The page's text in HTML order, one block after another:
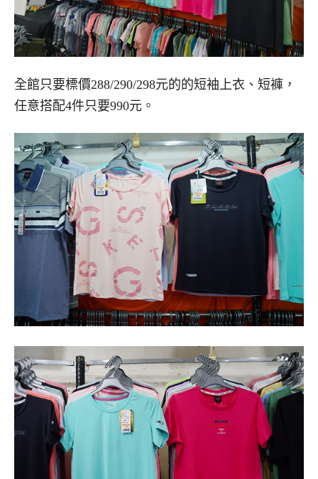
全館只要標價288/290/298元的的短袖上衣、短褲，
任意搭配4件只要990元。